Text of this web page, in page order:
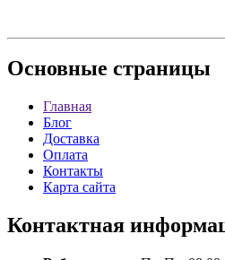
Основные страницы
Главная
Блог
Доставка
Оплата
Контакты
Карта сайта
Контактная